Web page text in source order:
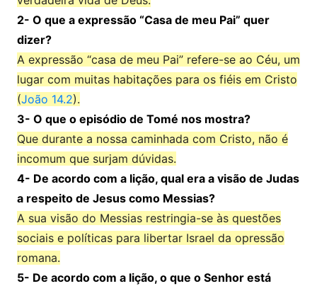
2- O que a expressão “Casa de meu Pai” quer
dizer?
A expressão “casa de meu Pai” refere-se ao Céu, um
lugar com muitas habitações para os fiéis em Cristo
(João 14.2).
3- O que o episódio de Tomé nos mostra?
Que durante a nossa caminhada com Cristo, não é
incomum que surjam dúvidas.
4- De acordo com a lição, qual era a visão de Judas
a respeito de Jesus como Messias?
A sua visão do Messias restringia-se às questões
sociais e políticas para libertar Israel da opressão
romana.
5- De acordo com a lição, o que o Senhor está